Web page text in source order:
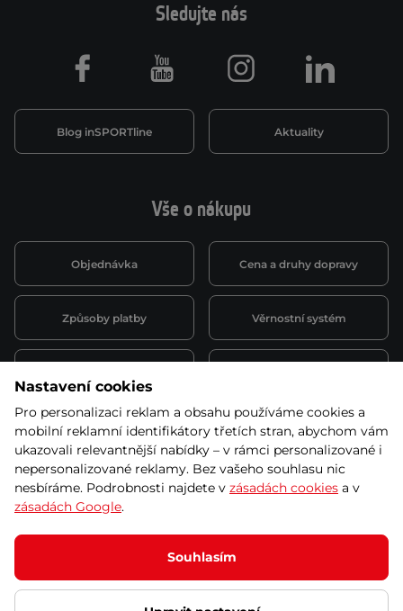
Vše o nákupu
Objednávka Cena a druhy dopravy
Způsoby platby Věrnostní systém
Půjčovna
obchodní podmínky
Kariéra
Sledujte nás
Blog inSPORTline Aktuality
Facebook Youtube Instagram LinkedIn
© 2026 SEVEN SPORT s.r.o Všechna práva vyhrazena
Podle zákona o evidenci tržeb je prodávající povinen vystavit
kupujícímu účtenku.
Zároveň je povinen zaevidovat přijatou tržbu u správce daně online; v
případě technického výpadku pak nejpozději do 48 hodin.
Nastavení cookies
Pro personalizaci reklam a obsahu používáme cookies a
mobilní reklamní identifikátory třetích stran, abychom vám
ukazovali relevantnější nabídky – v rámci personalizované i
nepersonalizované reklamy. Bez vašeho souhlasu nic
nesbíráme. Podrobnosti najdete v zásadách cookies a v
zásadách Google.
Souhlasím